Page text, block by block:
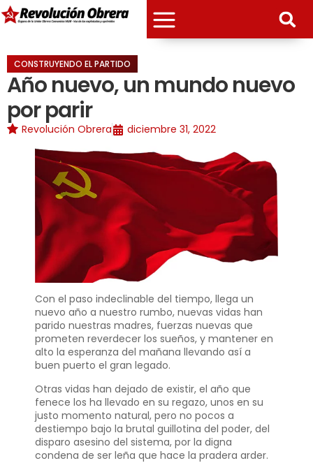
CONSTRUYENDO EL PARTIDO
Año nuevo, un mundo nuevo
por parir
Revolución Obrera diciembre 31, 2022
Con el paso indeclinable del tiempo, llega un
nuevo año a nuestro rumbo, nuevas vidas han
parido nuestras madres, fuerzas nuevas que
prometen reverdecer los sueños, y mantener en
alto la esperanza del mañana llevando así a
buen puerto el gran legado.
Otras vidas han dejado de existir, el año que
fenece los ha llevado en su regazo, unos en su
justo momento natural, pero no pocos a
destiempo bajo la brutal guillotina del poder, del
disparo asesino del sistema, por la digna
condena de ser leña que hace la pradera arder.